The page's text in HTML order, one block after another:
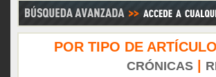
POR TIPO DE
CRÓNICAS|